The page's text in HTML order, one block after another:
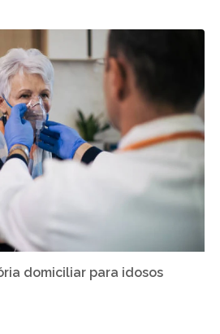
domiciliar para idosos